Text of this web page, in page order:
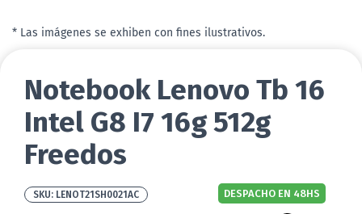
* Las imágenes se exhiben con fines ilustrativos.
Notebook Lenovo Tb 16
Intel G8 I7 16g 512g
Freedos
LENOT21SH0021AC DESPACHO EN 48HS